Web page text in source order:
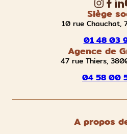
Siège
10 rue Chauchat,
01 48 03
Agence de
47 rue Thiers,
04 58 00
A propos